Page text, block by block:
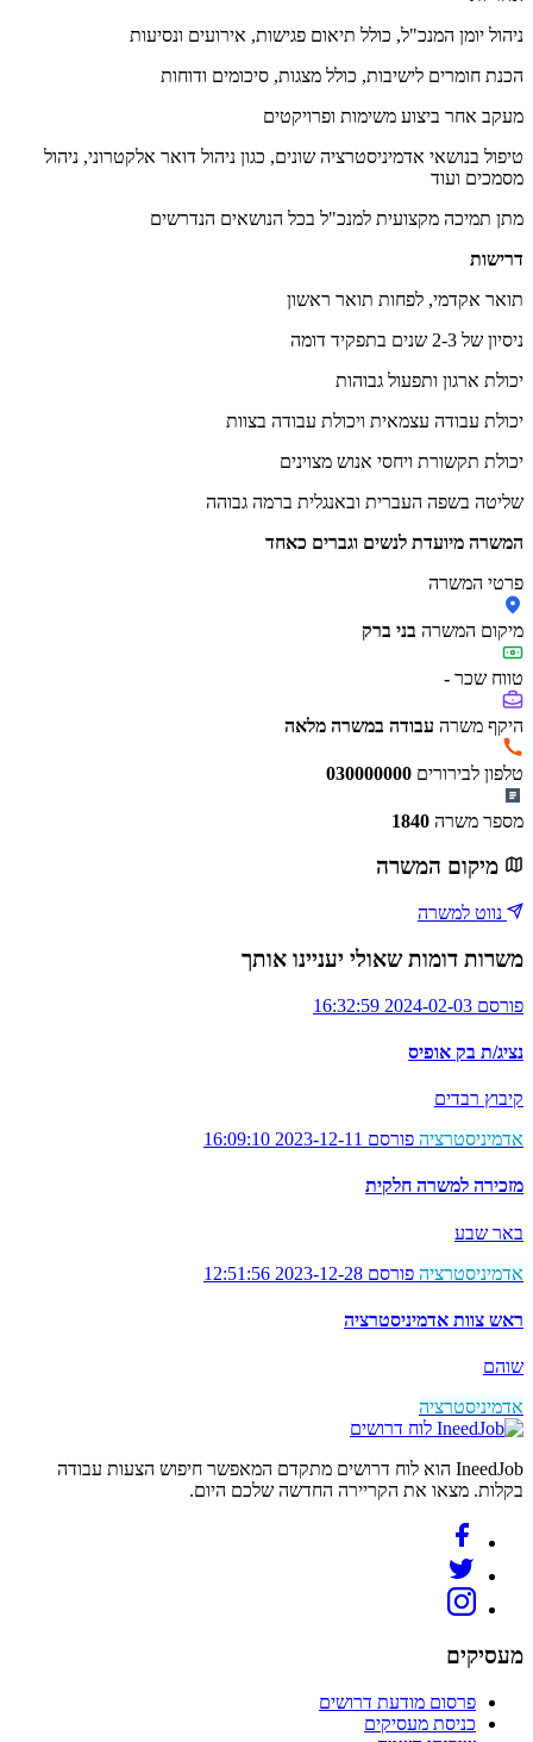
ניהול יומן המנכ"ל, כולל תיאום פגישות, אירועים ונסיעות
הכנת חומרים לישיבות, כולל מצגות, סיכומים ודוחות
מעקב אחר ביצוע משימות ופרויקטים
טיפול בנושאי אדמיניסטרציה שונים, כגון ניהול דואר אלקטרוני, ניהול
מסמכים ועוד
מתן תמיכה מקצועית למנכ"ל בכל הנושאים הנדרשים
דרישות
תואר אקדמי, לפחות תואר ראשון
ניסיון של 2-3 שנים בתפקיד דומה
יכולת ארגון ותפעול גבוהות
יכולת עבודה עצמאית ויכולת עבודה בצוות
יכולת תקשורת ויחסי אנוש מצוינים
שליטה בשפה העברית ובאנגלית ברמה גבוהה
המשרה מיועדת לנשים וגברים כאחד
פרטי המשרה
מיקום המשרה בני ברק
טווח שכר -
היקף משרה עבודה במשרה מלאה
טלפון לבירורים 030000000
מספר משרה 1840
מיקום המשרה
נווט למשרה
משרות דומות שאולי יעניינו אותך
פורסם 2024-02-03 16:32:59
נציג/ת בק אופיס
קיבוץ רבדים
אדמיניסטרציה פורסם 2023-12-11 16:09:10
מזכירה למשרה חלקית
באר שבע
אדמיניסטרציה פורסם 2023-12-28 12:51:56
ראש צוות אדמיניסטרציה
שוהם
אדמיניסטרציה
לוח דרושים
IneedJob הוא לוח דרושים מתקדם המאפשר חיפוש הצעות עבודה
בקלות. מצאו את הקריירה החדשה שלכם היום.
מעסיקים
פרסום מודעת דרושים
כניסת מעסיקים